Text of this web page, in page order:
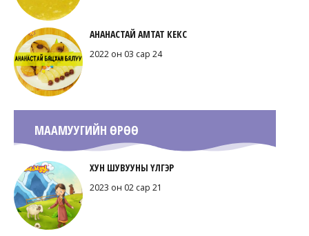
АНАНАСТАЙ АМТАТ КЕКС
2022 он 03 сар 24
МААМУУГИЙН ӨРӨӨ
ХУН ШУВУУНЫ ҮЛГЭР
2023 он 02 сар 21